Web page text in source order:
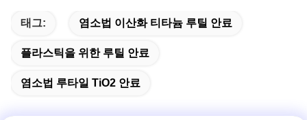
태그: 염소법 이산화 티타늄 루틸 안료
플라스틱을 위한 루틸 안료
염소법 루타일 TiO2 안료